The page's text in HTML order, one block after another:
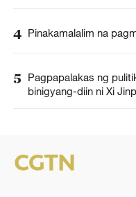
4 Pinakamalalim na
5
Pagpapalakas ng
binigyang-diin ni Xi